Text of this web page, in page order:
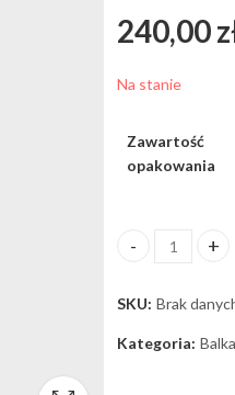
240,00
Na stanie
Zawartość
opakowania
ilość
SKU: Brak
Kategoria: